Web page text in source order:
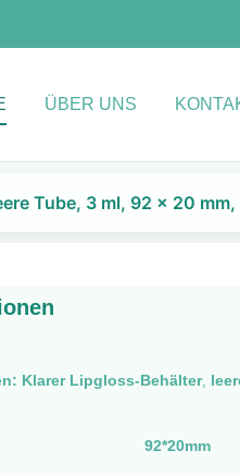
ÜBER UNS
Tube, 3 ml, 92 x 20
Klarer Lipgloss-Behälter,
92*20mm